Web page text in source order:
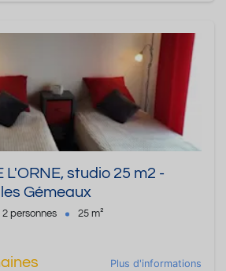
L'ORNE, studio 25 m2 -
Gémeaux
2 personnes 25 m²
Plus d'informations